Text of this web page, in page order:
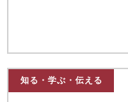
知る・学ぶ・伝える